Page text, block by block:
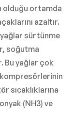
olduğu ortamda
azaltır.
sürtünme
soğutma
Bu yağlar çok
kompresörlerinin
sıcaklıklarına
(NH3) ve